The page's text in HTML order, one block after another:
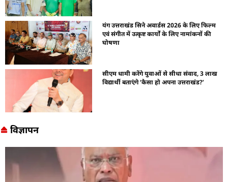
यंग उत्तराखंड सिने अवार्डस 2026 के लिए फिल्म
एवं संगीत में उत्कृष्ट कार्यों के लिए नामांकनों की
घोषणा
सीएम धामी करेंगे युवाओं से सीधा संवाद, 3 लाख
विद्यार्थी बताएंगे ‘कैसा हो अपना उत्तराखंड?’
विज्ञापन